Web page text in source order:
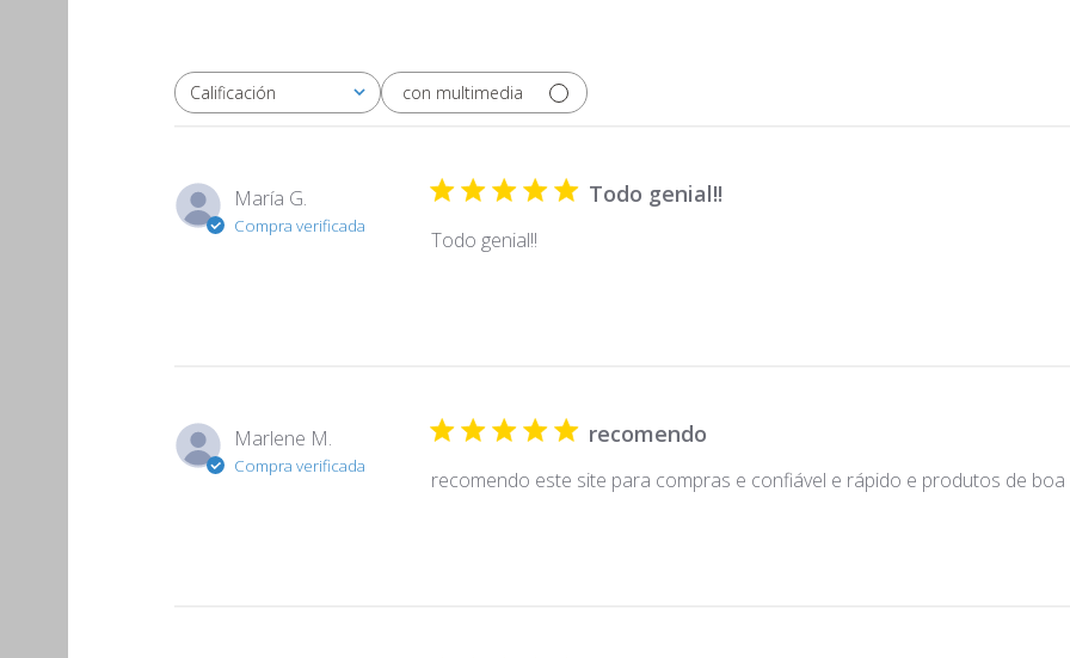
Calificación
Todas las clasificaciones con multimedia
María G.
Compra verificada
Todo genial!!
Todo genial!!
Marlene M.
Compra verificada
recomendo
recomendo este site para compras e confiável e rápido e produtos de boa